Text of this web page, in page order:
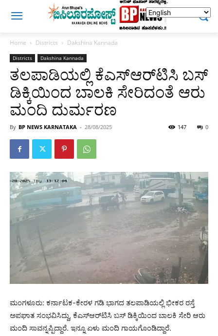
Home Districts Dakshina Kannada
Districts Dakshina Kannada
ತಲಪಾಡಿಯಲ್ಲಿ ಕೆಎಸ್‌ಆರ್‌ಟಿಸಿ ಬಸ್‌
ಡಿಕ್ಕಿಯಿಂದ ಬಾಲಕಿ ಸೇರಿದಂತೆ ಆರು
ಮಂದಿ ದುರ್ಮರಣ
By BP NEWS KARNATAKA - 28/08/2025 0
147
ಮಂಗಳೂರು: ಕರ್ನಾಟಕ-ಕೇರಳ ಗಡಿ ಭಾಗದ ತಲಪಾಡಿಯಲ್ಲಿ ಭೀಕರ ರಸ್ತೆ
ಅಪಘಾತ ಸಂಭವಿಸಿದ್ದು, ಕೆಎಸ್‌ಆರ್‌ಟಿಸಿ ಬಸ್‌ ಡಿಕ್ಕಿಯಿಂದ ಬಾಲಕಿ ಸೇರಿ ಆರು
ಮಂದಿ ಸಾವನ್ನಪ್ಪಿದ್ದಾರೆ. ಇನ್ನೂ ಏಳು ಮಂದಿ ಗಾಯಗೊಂಡಿದ್ದಾರೆ.